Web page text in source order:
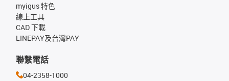
myigus 特色
線上工具
CAD 下載
LINEPAY及台灣PAY
聯繫電話
04-2358-1000